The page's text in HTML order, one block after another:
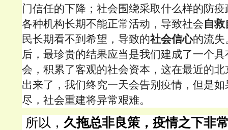
门信任的下降；社会围绕采取什么样的防
各种机构长期不能正常活动，导致社会自
民长期看不到希望，导致的社会信心的流失
后，最珍贵的结果应当是我们建成了一个
会，积累了客观的社会资本，这在最近的
出来了，我们终究一天会告别疫情，但是
尽，社会重建将异常艰难。
所以， 久拖总非良策，疫情之下非